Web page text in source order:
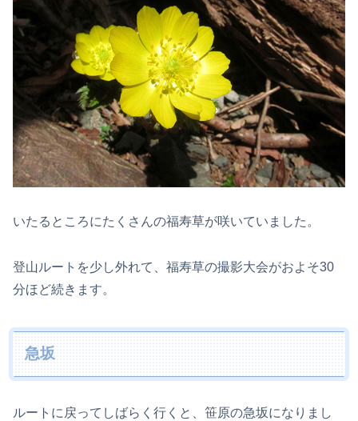
いたるところにたくさんの福寿草が咲いていました。
登山ルートを少し外れて、福寿草の撮影大会がおよそ30
分ほど続きます。
急坂
ルートに戻ってしばらく行くと、笹原の急坂になりまし